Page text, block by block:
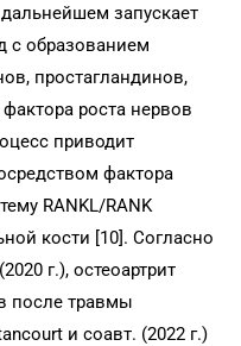
запускает
с образованием
простагландинов,
роста нервов
приводит
фактора
RANKL/RANK
кости [10]. Согласно
г.), остеоартрит
после травмы
и соавт. (2022 г.)